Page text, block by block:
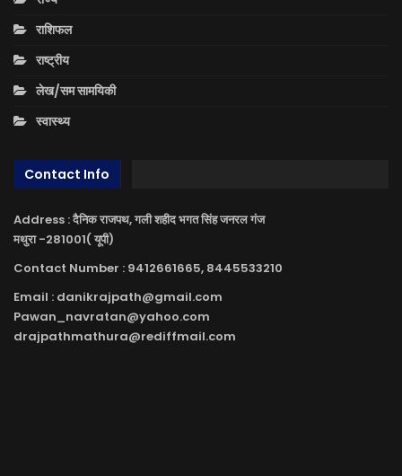
राशिफल
राष्ट्रीय
लेख/सम सामयिकी
स्वास्थ्य
Contact Info
Address : दैनिक राजपथ, गली शहीद भगत सिंह जनरल गंज
मथुरा -281001( यूपी)
Contact Number : 9412661665, 8445533210
Email : danikrajpath@gmail.com
Pawan_navratan@yahoo.com
drajpathmathura@rediffmail.com